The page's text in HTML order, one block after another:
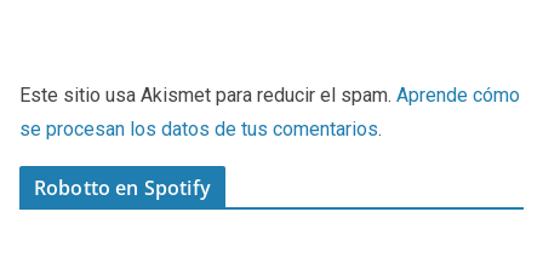
Este sitio usa Akismet para reducir el spam. Aprende cómo
se procesan los datos de tus comentarios.
Robotto en Spotify